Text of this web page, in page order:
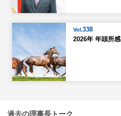
Vol.338
2026年 年頭所感
過去の理事長トーク